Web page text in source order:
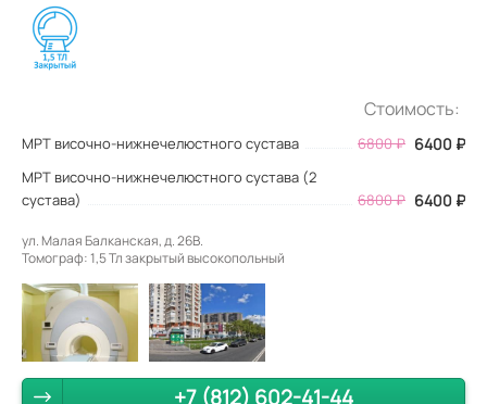
Стоимость:
МРТ височно-нижнечелюстного сустава 6800₽ 6400 ₽
МРТ височно-нижнечелюстного сустава (2
сустава)
6800 ₽ 6400 ₽
ул. Малая Балканская, д. 26В.
Томограф: 1,5 Тл закрытый высокопольный
+7 (812) 602-41-44